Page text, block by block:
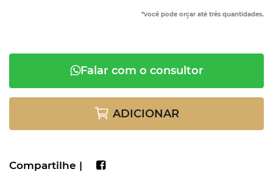
*você pode orçar até três quantidades.
Falar com o consultor
ADICIONAR
Compartilhe |